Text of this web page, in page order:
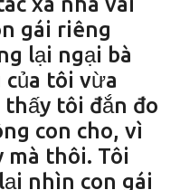
gái riêng
lại ngại bà
của tôi vừa
tôi đắn đo
con cho, vì
mà thôi. Tôi
nhìn con gái